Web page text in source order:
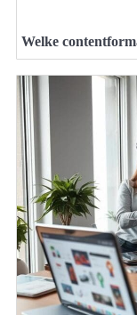
Welke